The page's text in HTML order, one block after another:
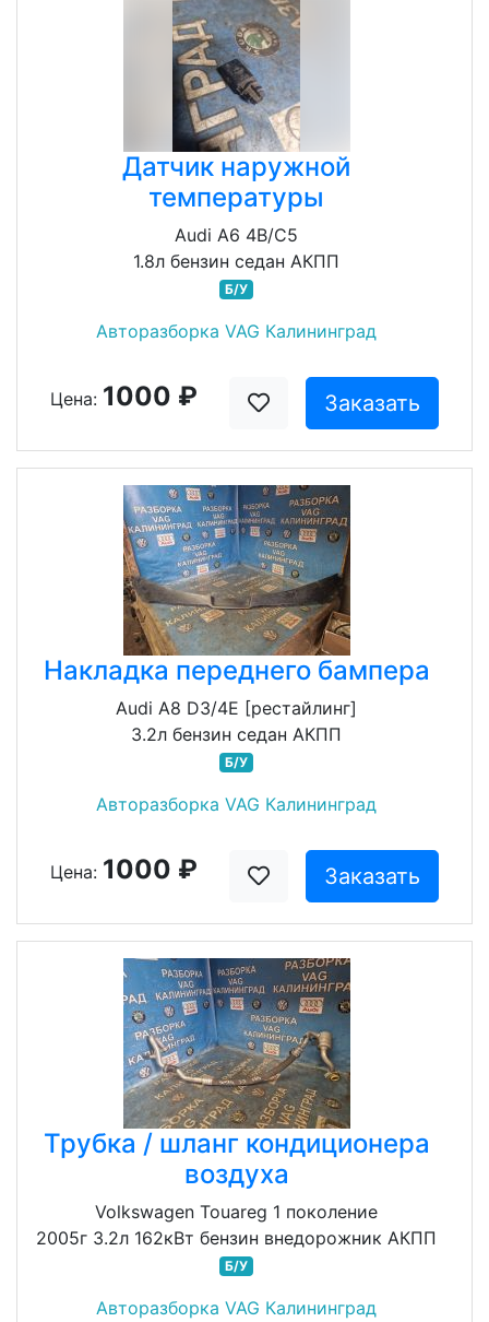
Датчик наружной
температуры
Audi A6 4B/C5
1.8л бензин седан АКПП
Б/У
Авторазборка VAG Калининград
Цена: 1000 ₽ Заказать
Накладка переднего бампера
Audi A8 D3/4E [рестайлинг]
3.2л бензин седан АКПП
Б/У
Авторазборка VAG Калининград
Цена: 1000 ₽ Заказать
Трубка / шланг кондиционера
воздуха
Volkswagen Touareg 1 поколение
2005г 3.2л 162кВт бензин внедорожник АКПП
Б/У
Авторазборка VAG Калининград